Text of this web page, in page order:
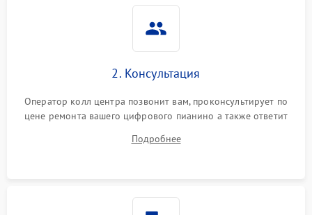
2. Консультация
Оператор колл центра позвонит вам, проконсультирует по
цене ремонта вашего цифрового пианино а также ответит
Подробнее